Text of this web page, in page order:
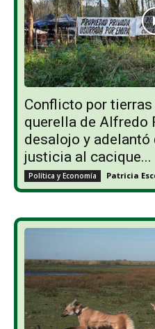
Conflicto por tierras
querella de Alfredo
desalojo y adelantó
justicia al cacique...
Política y Economía Patricia